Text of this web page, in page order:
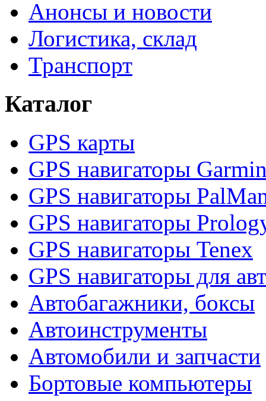
Анонсы и новости
Логистика, склад
Транспорт
Каталог
GPS карты
GPS навигаторы
GPS навигаторы
GPS навигаторы
GPS навигаторы Tenex
GPS навигаторы для
Автобагажники, боксы
Автоинструменты
Автомобили и запчасти
Бортовые компьютеры